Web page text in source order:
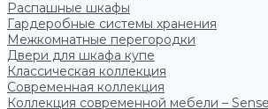
Распашные шкафы
Гардеробные системы хранения
Межкомнатные перегородки
Двери для шкафа купе
Классическая коллекция
Современная коллекция
Коллекция современной мебели –